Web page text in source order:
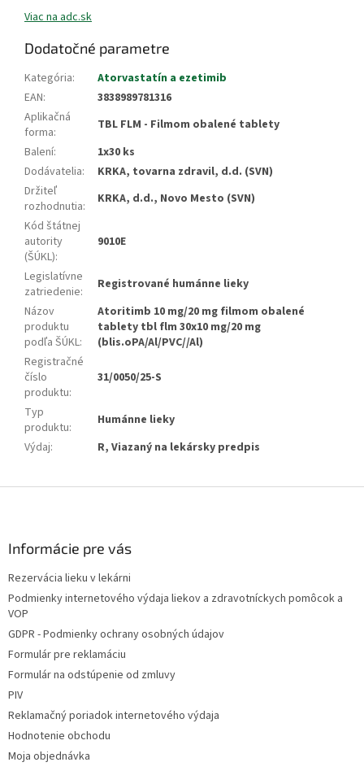
Viac na adc.sk
Dodatočné parametre
Kategória:
Atorvastatín a ezetimib
EAN:
3838989781316
Aplikačná
forma:
TBL FLM - Filmom obalené tablety
Balení:
1x30 ks
Dodávatelia:
KRKA, tovarna zdravil, d.d. (SVN)
Držiteľ
rozhodnutia:
KRKA, d.d., Novo Mesto (SVN)
Kód štátnej
autority
(ŠÚKL):
9010E
Legislatívne
zatriedenie:
Registrované humánne lieky
Názov
produktu
podľa ŠÚKL:
Atoritimb 10 mg/20 mg filmom obalené
tablety tbl flm 30x10 mg/20 mg
(blis.oPA/Al/PVC//Al)
Registračné
číslo
produktu:
31/0050/25-S
Typ
produktu:
Humánne lieky
Výdaj: R, Viazaný na lekársky predpis
Informácie pre vás
Rezervácia lieku v lekárni
Podmienky internetového výdaja liekov a zdravotníckych pomôcok a
VOP
GDPR - Podmienky ochrany osobných údajov
Formulár pre reklamáciu
Formulár na odstúpenie od zmluvy
PIV
Reklamačný poriadok internetového výdaja
Hodnotenie obchodu
Moja objednávka